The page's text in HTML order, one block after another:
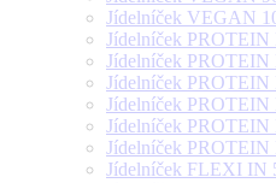
Jídelníček VEGAN
Jídelníček PROTEIN
Jídelníček PROTEIN
Jídelníček PROTEIN
Jídelníček PROTEIN
Jídelníček PROTEIN
Jídelníček PROTEIN
Jídelníček FLEXI IN